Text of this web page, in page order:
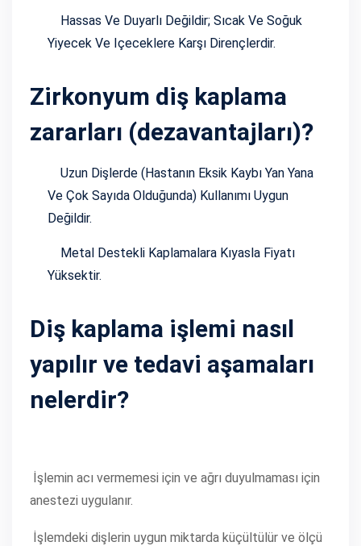
Hassas Ve Duyarlı Değildir; Sıcak Ve Soğuk
Yiyecek Ve Içeceklere Karşı Dirençlerdir.
Zirkonyum diş kaplama
zararları (dezavantajları)?
Uzun Dişlerde (hastanın Eksik Kaybı Yan Yana
Ve Çok Sayıda Olduğunda) Kullanımı Uygun
Değildir.
Metal Destekli Kaplamalara Kıyasla Fiyatı
Yüksektir.
Diş kaplama işlemi nasıl
yapılır ve tedavi aşamaları
nelerdir?
İşlemin acı vermemesi için ve ağrı duyulmaması için
anestezi uygulanır.
İşlemdeki dişlerin uygun miktarda küçültülür ve ölçü